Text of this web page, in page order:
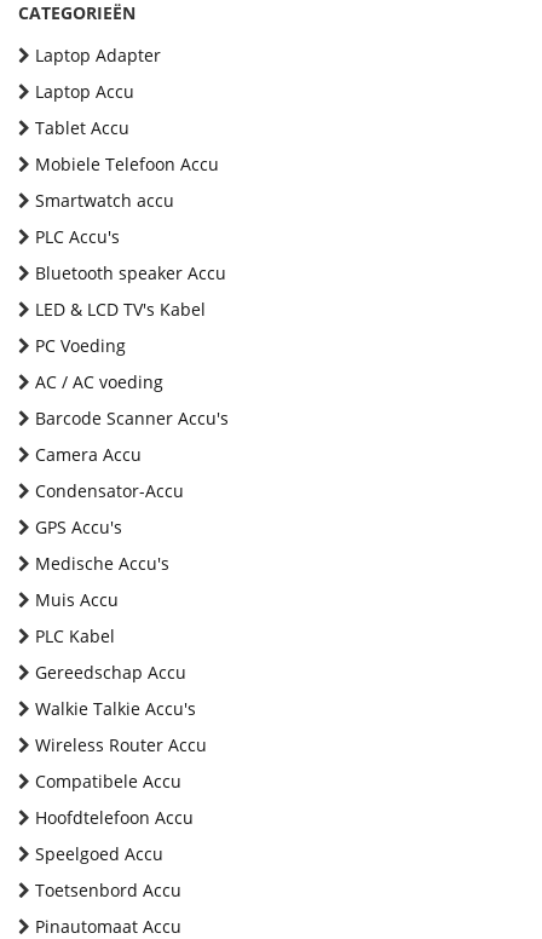
CATEGORIEËN
Laptop Adapter
Laptop Accu
Tablet Accu
Mobiele Telefoon Accu
Smartwatch accu
PLC Accu's
Bluetooth speaker Accu
LED & LCD TV's Kabel
PC Voeding
AC / AC voeding
Barcode Scanner Accu's
Camera Accu
Condensator-Accu
GPS Accu's
Medische Accu's
Muis Accu
PLC Kabel
Gereedschap Accu
Walkie Talkie Accu's
Wireless Router Accu
Compatibele Accu
Hoofdtelefoon Accu
Speelgoed Accu
Toetsenbord Accu
Pinautomaat Accu